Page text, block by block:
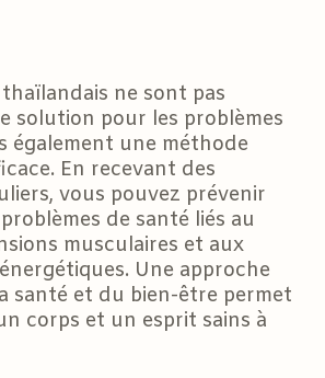
thaïlandais ne sont pas
solution pour les problèmes
également une méthode
En recevant des
vous pouvez prévenir
de santé liés au
musculaires et aux
Une approche
santé et du bien-être permet
corps et un esprit sains à